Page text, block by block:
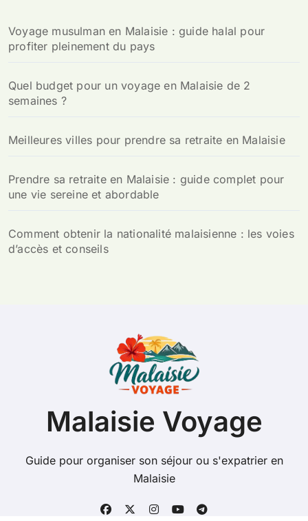
e
r
Voyage musulman en Malaisie : guide halal pour
profiter pleinement du pays
Quel budget pour un voyage en Malaisie de 2
semaines ?
Meilleures villes pour prendre sa retraite en Malaisie
Prendre sa retraite en Malaisie : guide complet pour
une vie sereine et abordable
Comment obtenir la nationalité malaisienne : les voies
d’accès et conseils
Malaisie Voyage
Guide pour organiser son séjour ou s'expatrier en
Malaisie